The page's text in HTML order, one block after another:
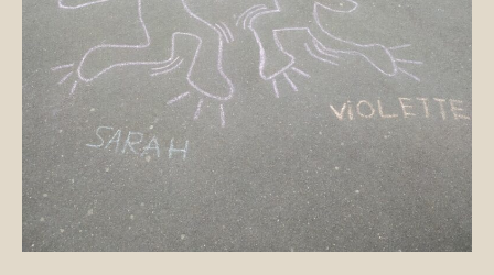
sur
cour
de
récréation…..